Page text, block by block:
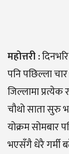
महोत्तरी :
पनि पछिल्ला
जिल्लामा
चौथो साता सुरु
योक्रम सोमबार
भएसँगै धेरै गर्मी